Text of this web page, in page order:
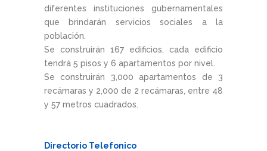
diferentes instituciones gubernamentales
que brindarán servicios sociales a la
población.
Se construirán 167 edificios, cada edificio
tendrá 5 pisos y 6 apartamentos por nivel.
Se construirán 3,000 apartamentos de 3
recámaras y 2,000 de 2 recámaras, entre 48
y 57 metros cuadrados.
Directorio Telefonico